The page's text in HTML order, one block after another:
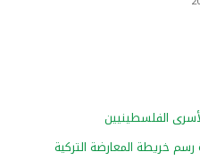
الفلسطينيين
رسم خريطة المعارضة التركية